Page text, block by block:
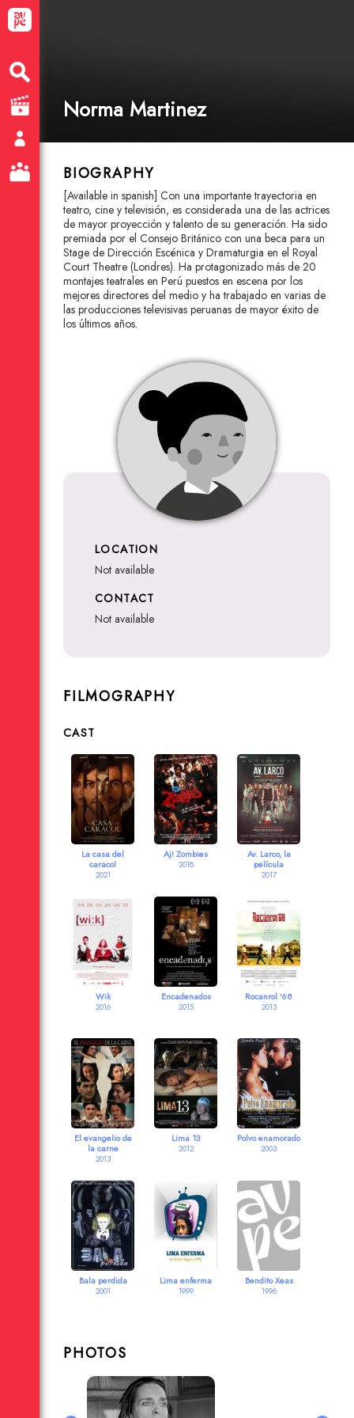
Norma Martinez
BIOGRAPHY
[Available in spanish] Con una importante trayectoria en
teatro, cine y televisión, es considerada una de las actrices
de mayor proyección y talento de su generación. Ha sido
premiada por el Consejo Británico con una beca para un
Stage de Dirección Escénica y Dramaturgia en el Royal
Court Theatre (Londres). Ha protagonizado más de 20
montajes teatrales en Perú puestos en escena por los
mejores directores del medio y ha trabajado en varias de
las producciones televisivas peruanas de mayor éxito de
los últimos años.
LOCATION
not available
CONTACT
not available
FILMOGRAPHY
CAST
La casa del
caracol
2021
Aj! Zombies
2018
Av. Larco, la
película
2017
Wik
2016
Encadenados
2015
Rocanrol '68
2013
El evangelio de
la carne
2013
Lima 13
2012
Polvo enamorado
2003
Bala perdida
2001
Lima enferma
1999
Bendito Xeas
1996
PHOTOS